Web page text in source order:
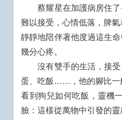
蔡耀星在加護病房住了
難以接受，心情低落，脾
靜靜地陪伴著他度過這生
幾分心疼。
沒有雙手的生活，接受
蛋、吃飯……，他的腳比一
看到狗兒如何吃飯，靈機
臉：這樣從萬物中引發的